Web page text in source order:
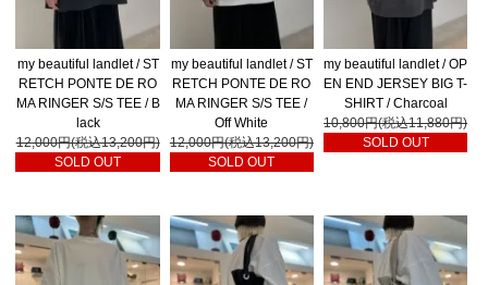
my beautiful landlet / ST
RETCH PONTE DE RO
MA RINGER S/S TEE / B
lack
12,000円(税込13,200円)
SOLD OUT
my beautiful landlet / ST
RETCH PONTE DE RO
MA RINGER S/S TEE /
Off White
12,000円(税込13,200円)
SOLD OUT
my beautiful landlet / OP
EN END JERSEY BIG T-
SHIRT / Charcoal
10,800円(税込11,880円)
SOLD OUT